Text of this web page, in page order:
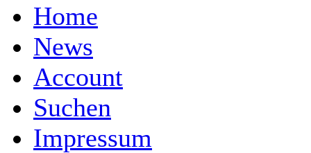
Home
News
Account
Suchen
Impressum